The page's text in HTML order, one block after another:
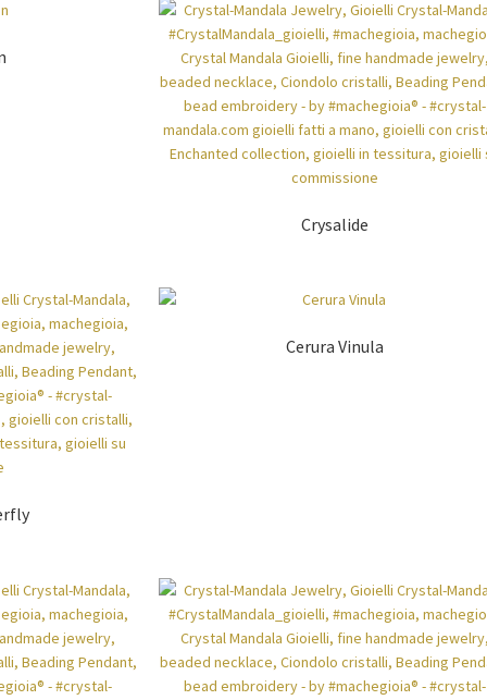
Crysalide
Cerura Vinula